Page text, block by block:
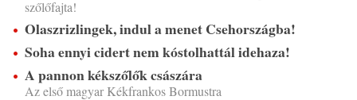
szőlőfajta!
Olaszrizlingek, indul a menet Csehországba!
Soha ennyi cidert nem kóstolhattál idehaza!
A pannon kékszőlők császára
Az első magyar Kékfrankos Bormustra